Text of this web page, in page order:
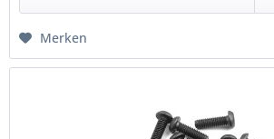
Merken